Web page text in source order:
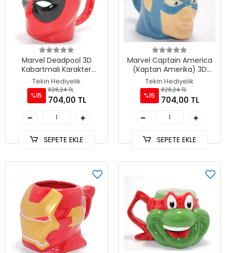
Marvel Deadpool 3D
Kabartmalı Karakter
Tasarımlı Kupa Bardak
TKN4548
Tekin Hediyelik
%15
828,24 TL
704,00 TL
SEPETE EKLE
Marvel Captain America
(Kaptan Amerika) 3D
Kabartmalı Karakter Kupa
Bardak TKN4542
Tekin Hediyelik
%15
828,24 TL
704,00 TL
SEPETE EKLE